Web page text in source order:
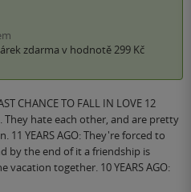
zdarma v hodnotě 299 Kč
CHANCE TO FALL IN LOVE 12
They hate each other, and are pretty
YEARS AGO: They're forced to
by the end of it a friendship is
vacation together. 10 YEARS AGO: